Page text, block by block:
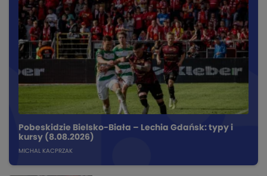
Pobeskidzie Bielsko-Biała – Lechia Gdańsk: typy i
kursy (8.08.2026)
MICHAL KACPRZAK